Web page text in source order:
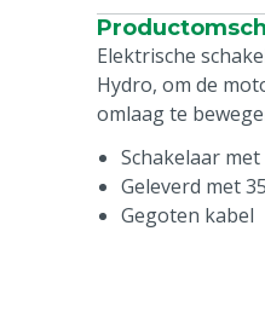
Elektrische
Hydro, om de
omlaag te
Schakelaar
Geleverd met
Gegoten kabel